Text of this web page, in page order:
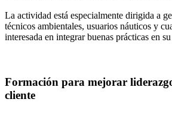
La actividad está especialmente dirigida a
técnicos ambientales, usuarios náuticos y
interesada en integrar buenas prácticas en
Formación para mejorar
cliente